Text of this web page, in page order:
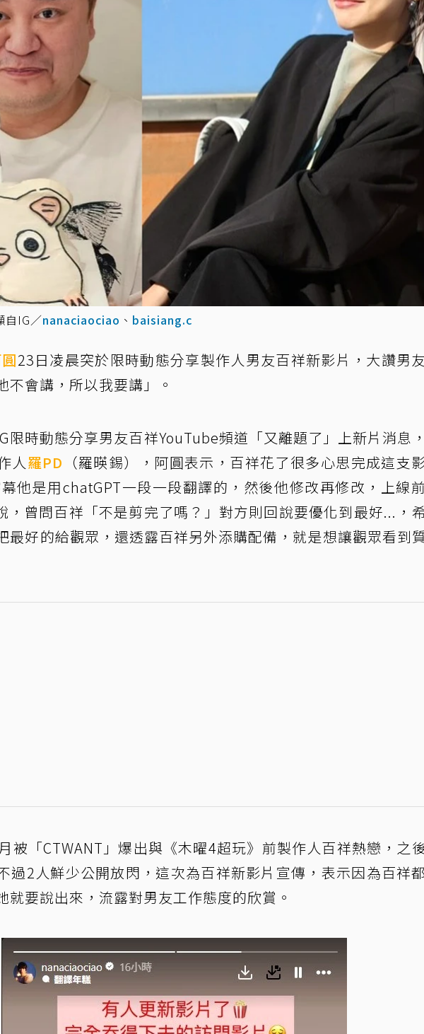
自IG／nanaciaociao 、 baisiang.c
23日凌晨突於限時動態分享製作人男友百祥新影片，大讚男
不會講，所以我要講」。
限時動態分享男友百祥YouTube頻道「又離題了」上新片消息
人羅PD （羅暎錫），阿圓表示，百祥花了很多心思完成這支
幕他是用chatGPT一段一段翻譯的，然後他修改再修改，上線
，曾問百祥「不是剪完了嗎？」對方則回說要優化到最好...，
最好的給觀眾，還透露百祥另外添購配備，就是想讓觀眾看到
被「CTWANT」爆出與《木曜4超玩》前製作人百祥熱戀，之
過2人鮮少公開放閃，這次為百祥新影片宣傳，表示因為百祥
就要說出來，流露對男友工作態度的欣賞。